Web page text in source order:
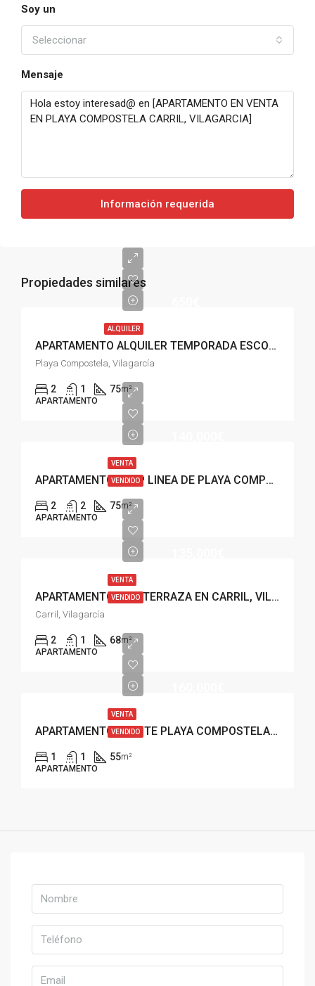
Soy un
Seleccionar
Mensaje
Información requerida
Propiedades similares
ALQUILER
APARTAMENTO ALQUILER TEMPORADA ESCOLAR, PLAYA COMPOSTELA VILAGARCÍA
Playa Compostela, Vilagarcía
2 1 75m²
APARTAMENTO
VENTA
VENDIDO APARTAMENTO EN 2ª LINEA DE PLAYA COMPOSTELA, VILAGARCIA
2 2 75m²
APARTAMENTO
VENTA
VENDIDO APARTAMENTO CON TERRAZA EN CARRIL, VILAGARCIA
Carril, Vilagarcía
2 1 68m²
APARTAMENTO
VENTA
VENDIDO APARTAMENTO FRENTE PLAYA COMPOSTELA VILAGARCIA
1 1 55m²
APARTAMENTO